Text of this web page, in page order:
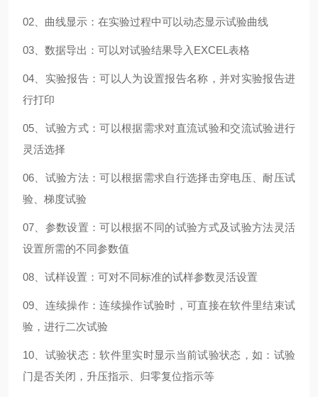
02、曲线显示：在实验过程中可以动态显示试验曲线
03、数据导出：可以对试验结果导入EXCEL表格
04、实验报告：可以人为设置报告名称，并对实验报告进
行打印
05、试验方式：可以根据需求对直流试验和交流试验进行
灵活选择
06、试验方法：可以根据需求自行选择击穿电压、耐压试
验、梯度试验
07、参数设置：可以根据不同的试验方式及试验方法灵活
设置所需的不同参数值
08、试样设置：可对不同标准的试样参数灵活设置
09、连续操作：连续操作试验时，可直接在软件里结束试
验，进行二次试验
10、试验状态：软件里实时显示当前试验状态，如：试验
门是否关闭，升压指示、归零复位指示等